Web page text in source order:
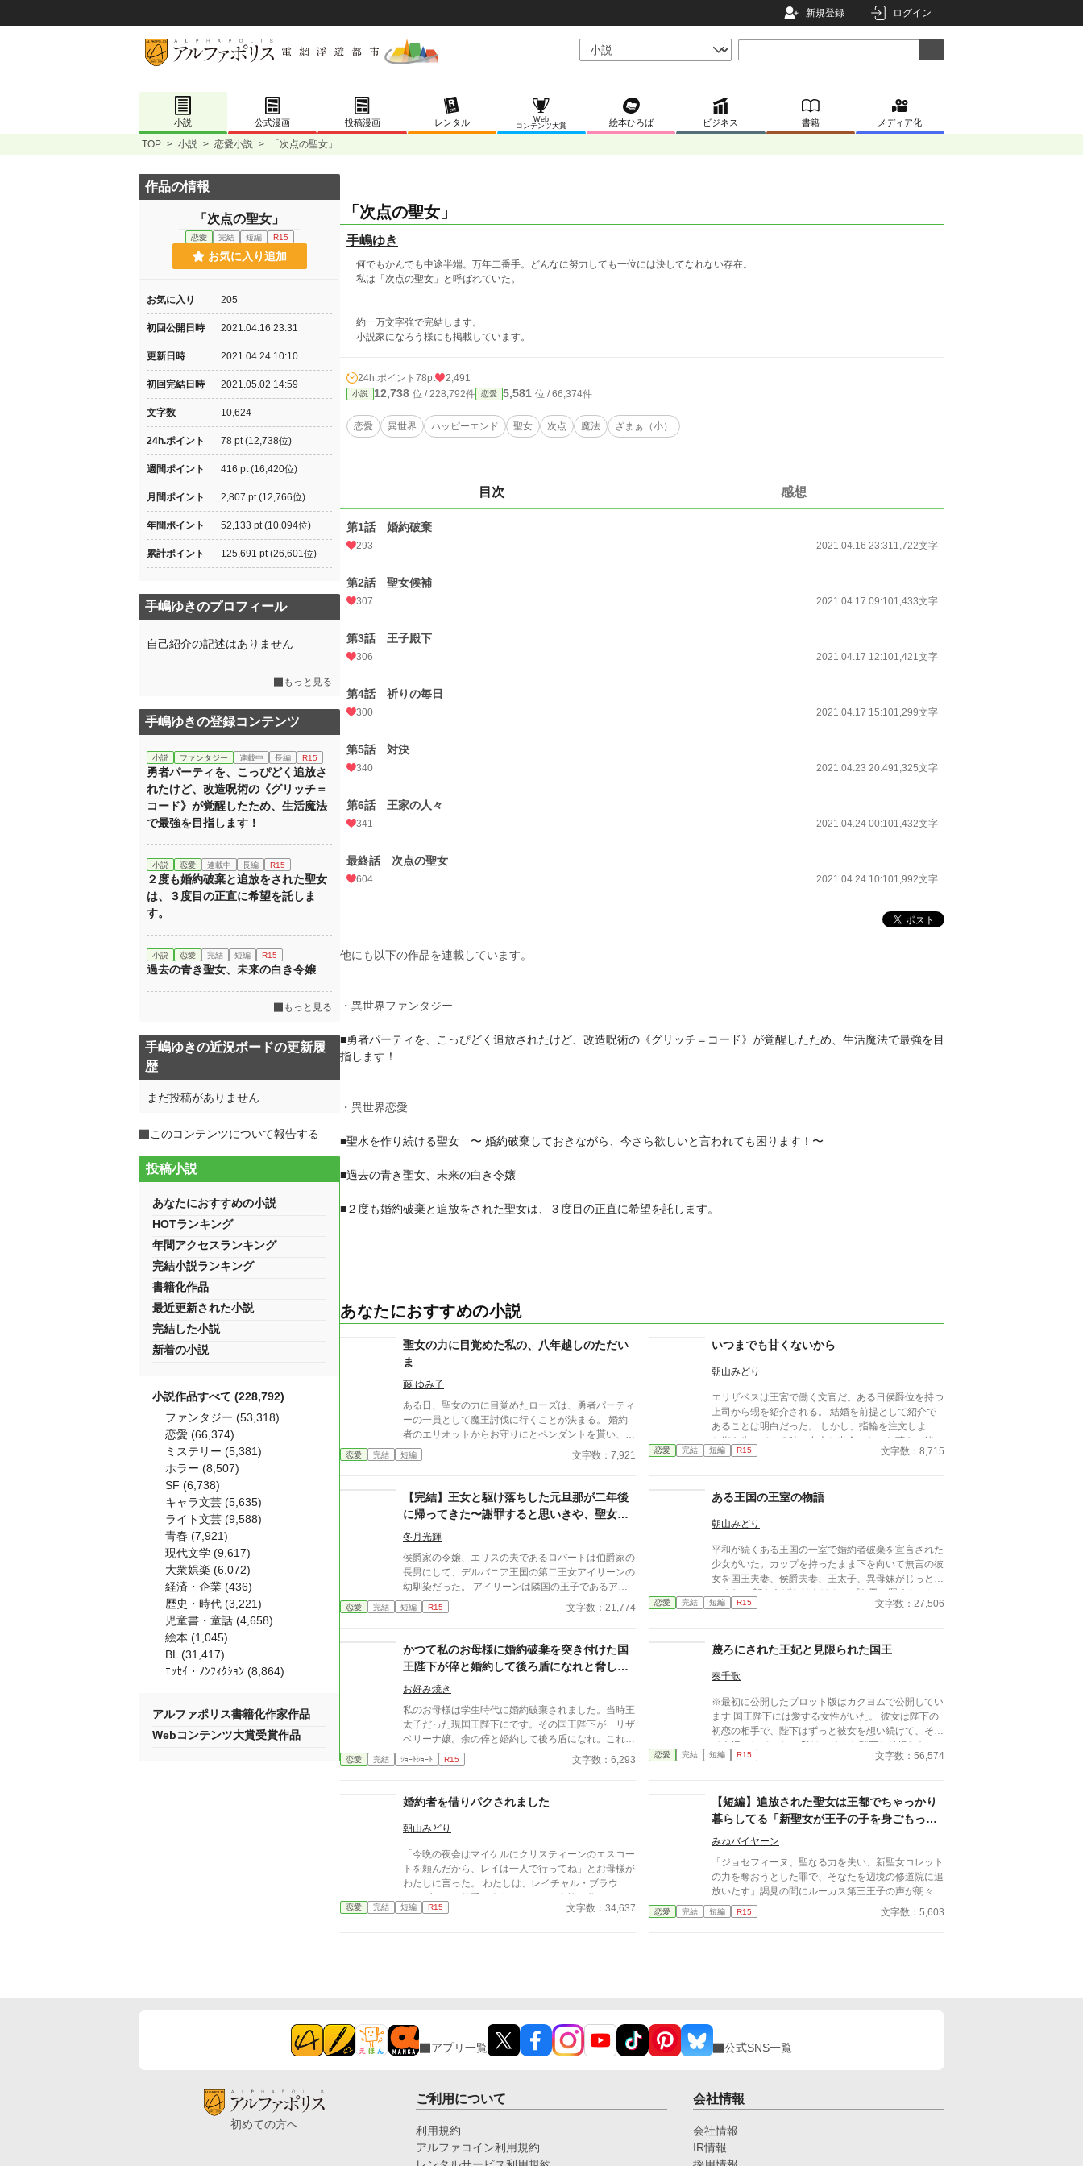
新規登録 ログイン
小説 公式漫画 投稿漫画 レンタル
Web
コンテンツ大賞
絵本ひろば ビジネス 書籍 メディア化
TOP > 小説 > 恋愛小説 > 「次点の聖女」
「次点の聖女」
手嶋ゆき
何でもかんでも中途半端。万年二番手。どんなに努力しても一位には決してなれない存在。
私は「次点の聖女」と呼ばれていた。
約一万文字強で完結します。
小説家になろう様にも掲載しています。
24h.ポイント 78pt 2,491
小説 12,738 位 / 228,792件 恋愛 5,581 位 / 66,374件
恋愛 異世界 ハッピーエンド 聖女 次点 魔法 ざまぁ（小）
目次 感想
第1話 婚約破棄
293 2021.04.16 23:311,722文字
第2話 聖女候補
307 2021.04.17 09:101,433文字
第3話 王子殿下
306 2021.04.17 12:101,421文字
第4話 祈りの毎日
300 2021.04.17 15:101,299文字
第5話 対決
340 2021.04.23 20:491,325文字
第6話 王家の人々
341 2021.04.24 00:101,432文字
最終話 次点の聖女
604 2021.04.24 10:101,992文字
他にも以下の作品を連載しています。
・異世界ファンタジー
■勇者パーティを、こっぴどく追放されたけど、改造呪術の《グリッチ＝コード》が覚醒したため、生活魔法で最強を目
指します！
・異世界恋愛
■聖水を作り続ける聖女 〜 婚約破棄しておきながら、今さら欲しいと言われても困ります！〜
■過去の青き聖女、未来の白き令嬢
■２度も婚約破棄と追放をされた聖女は、３度目の正直に希望を託します。
あなたにおすすめの小説
聖女の力に目覚めた私の、八年越しのただい
ま
藤 ゆみ子
ある日、聖女の力に目覚めたローズは、勇者パーティ
ーの一員として魔王討伐に行くことが決まる。 婚約
者のエリオットからお守りにとペンダントを貰い、待
っているからと言われるが、出発の前日に婚約を破棄
するという書簡が届く。 エリオットへの想いに蓋を
た。
恋愛 完結 短編 文字数：7,921
いつまでも甘くないから
朝山みどり
エリザベスは王宮で働く文官だ。ある日侯爵位を持つ
上司から甥を紹介される。 結婚を前提として紹介で
あることは明白だった。 しかし、指輪を注文しよう
と街を歩いている時に友人と出会った。お茶を一緒に
誘う友人、自慢しちゃえと思い了承したエリザベス。
かせて喜んだ二人だったが、エリザベスの次の言葉を
恋愛 完結 短編 R15 文字数：8,715
【完結】王女と駆け落ちした元旦那が二年後
に帰ってきた〜謝罪すると思いきや、聖女に
なったお前と僕らの赤ん坊を育てたい？こん
冬月光輝
侯爵家の令嬢、エリスの夫であるロバートは伯爵家の
長男にして、デルバニア王国の第二王女アイリーンの
幼馴染だった。 アイリーンは隣国の王子であるアル
フォンスと婚約しているが、婚姻の儀式の当日にロバ
ートと共に行方を眩ませてしまう。 国際規模の婚約
のアルフォンスとお互いに励まし合い、元々魔法の素
養があったので環境を変えようと修行をして聖女とな
り、王国でも重宝される存在となった。 ロバートた
ちが蒸発して二年後のある日、突然エリスの前に元夫
が現れる。 エリスは激怒して謝罪を求めたが、彼は
「アイリーンと自分の赤子を三人で育てよう」と斜め
上のことを言い出した。
恋愛 完結 短編 R15 文字数：21,774
ある王国の王室の物語
朝山みどり
平和が続くある王国の一室で婚約者破棄を宣言された
少女がいた。カップを持ったまま下を向いて無言の彼
女を国王夫妻、侯爵夫妻、王太子、異母妹がじっと見
つめた。 顔をあげた彼女はカップを皿に置くと、レ
モンパイに手を伸ばすと皿に取った。 それから 「承
た。 それからバウンドケーキに手を伸ばした。 カク
恋愛 完結 短編 R15 文字数：27,506
かつて私のお母様に婚約破棄を突き付けた国
王陛下が倅と婚約して後ろ盾になれと脅して
きました
お好み焼き
私のお母様は学生時代に婚約破棄されました。当時王
太子だった現国王陛下にです。その国王陛下が「リザ
ベリーナ嬢。余の倅と婚約して後ろ盾になれ。これは
王命である」と私に圧をかけてきました。
恋愛 完結 ｼｮｰﾄｼｮｰﾄ R15 文字数：6,293
蔑ろにされた王妃と見限られた国王
奏千歌
※最初に公開したプロット版はカクヨムで公開してい
ます 国王陛下には愛する女性がいた。 彼女は陛下の
初恋の相手で、陛下はずっと彼女を想い続けて、そし
て大切にしていた。 私は、そんな陛下と結婚した。
国と王家のために、私達は結婚しなければならなかっ
だった。 そしてもう一つ。 私も陛下も知らないこと
があった。 彼女のことを。彼女の正体を。
恋愛 完結 短編 R15 文字数：56,574
婚約者を借りパクされました
朝山みどり
「今晩の夜会はマイケルにクリスティーンのエスコー
トを頼んだから、レイは一人で行ってね」とお母様が
わたしに言った。 わたしは、レイチャル・ブラウ
ン。ブラウン伯爵の次女。わたしの家族は父のウィリ
アム。母のマーガレット。 兄、ギルバード。姉、ク
恋愛 完結 短編 R15 文字数：34,637
【短編】追放された聖女は王都でちゃっかり
暮らしてる「新聖女が王子の子を身ごもっ
た？」結界を守るために元聖女たちが立ち上
みねバイヤーン
「ジョセフィーヌ、聖なる力を失い、新聖女コレット
の力を奪おうとした罪で、そなたを辺境の修道院に追
放いたす」謁見の間にルーカス第三王子の声が朗々と
響き渡る。 「異議あり！」ジョセフィーヌは間髪を
入れず意義を唱え、証言を述べる。 「証言一、とあ
国の結界を守るため、元聖女たちは立ち上がった。
恋愛 完結 短編 R15 文字数：5,603
作品の情報
「次点の聖女」
恋愛 完結 短編 R15
お気に入り追加
お気に入り 205
初回公開日時 2021.04.16 23:31
更新日時 2021.04.24 10:10
初回完結日時 2021.05.02 14:59
文字数 10,624
24h.ポイント 78 pt (12,738位)
週間ポイント 416 pt (16,420位)
月間ポイント 2,807 pt (12,766位)
年間ポイント 52,133 pt (10,094位)
累計ポイント 125,691 pt (26,601位)
手嶋ゆきのプロフィール
自己紹介の記述はありません
もっと見る
手嶋ゆきの登録コンテンツ
小説 ファンタジー 連載中 長編 R15
勇者パーティを、こっぴどく追放さ
れたけど、改造呪術の《グリッチ＝
コード》が覚醒したため、生活魔法
で最強を目指します！
小説 恋愛 連載中 長編 R15
２度も婚約破棄と追放をされた聖女
は、３度目の正直に希望を託しま
す。
小説 恋愛 完結 短編 R15
過去の青き聖女、未来の白き令嬢
もっと見る
手嶋ゆきの近況ボードの更新履
歴
まだ投稿がありません
このコンテンツについて報告する
投稿小説
あなたにおすすめの小説
HOTランキング
年間アクセスランキング
完結小説ランキング
書籍化作品
最近更新された小説
完結した小説
新着の小説
小説作品すべて (228,792)
ファンタジー (53,318)
恋愛 (66,374)
ミステリー (5,381)
ホラー (8,507)
SF (6,738)
キャラ文芸 (5,635)
ライト文芸 (9,588)
青春 (7,921)
現代文学 (9,617)
大衆娯楽 (6,072)
経済・企業 (436)
歴史・時代 (3,221)
児童書・童話 (4,658)
絵本 (1,045)
BL (31,417)
ｴｯｾｲ・ﾉﾝﾌｨｸｼｮﾝ (8,864)
アルファポリス書籍化作家作品
Webコンテンツ大賞受賞作品
アプリ一覧 公式SNS一覧
初めての方へ
ご利用について
利用規約
アルファコイン利用規約
会社情報
会社情報
IR情報